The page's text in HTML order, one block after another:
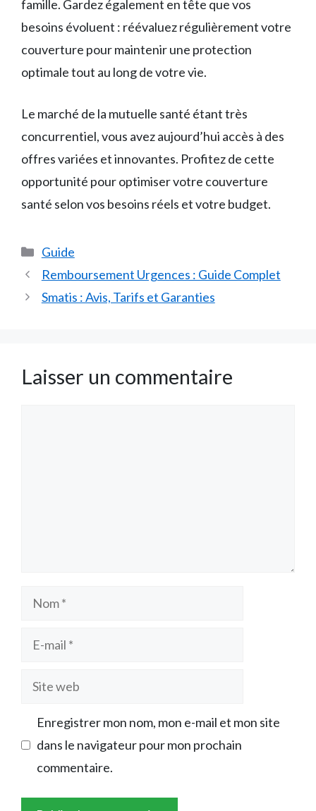
famille. Gardez également en tête que vos
besoins évoluent : réévaluez régulièrement votre
couverture pour maintenir une protection
optimale tout au long de votre vie.
Le marché de la mutuelle santé étant très
concurrentiel, vous avez aujourd’hui accès à des
offres variées et innovantes. Profitez de cette
opportunité pour optimiser votre couverture
santé selon vos besoins réels et votre budget.
Catégories
Guide
Remboursement Urgences : Guide Complet
Smatis : Avis, Tarifs et Garanties
Laisser un commentaire
Nom
Site
Enregistrer mon nom, mon e-mail et mon site
dans le navigateur pour mon prochain
commentaire.